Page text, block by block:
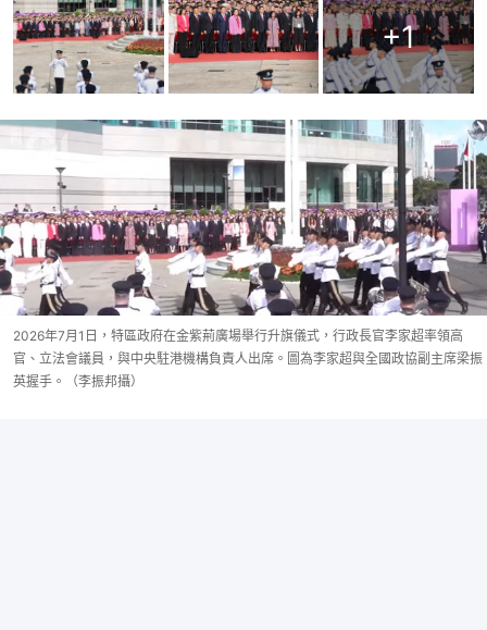
+1
2026年7月1日，特區政府在金紫荊廣場舉行升旗儀式，行政長官李家超率領高
官、立法會議員，與中央駐港機構負責人出席。圖為李家超與全國政協副主席梁振
英握手。（李振邦攝）